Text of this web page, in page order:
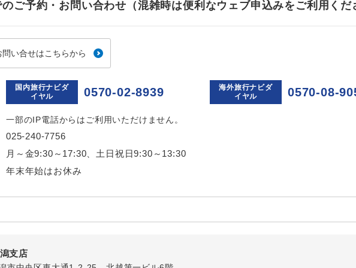
ご予約・お問い合わせ（混雑時は便利なウェブ申込みをご利用くだ
問い合せはこちらから
国内旅行ナビダ
イヤル
0570-02-8939
海外旅行ナビダ
イヤル
0570-08-
一部のIP電話からはご利用いただけません。
025-240-7756
月～金9:30～17:30、土日祝日9:30～13:30
年末年始はお休み
支店
ホテル指定 ご紹介するホテルを指定したコースです。